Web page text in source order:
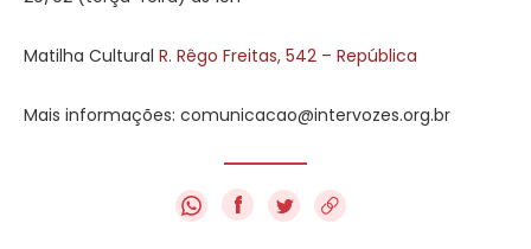
Matilha Cultural R. Rêgo Freitas, 542 – República
Mais informações: comunicacao@intervozes.org.br
f